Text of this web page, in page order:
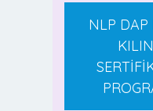
NLP DAP